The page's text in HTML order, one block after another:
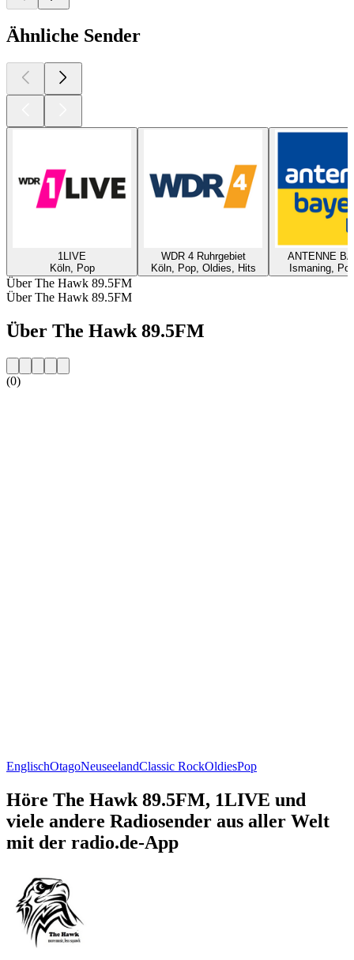
Ähnliche Sender
1LIVE
Köln, Pop
WDR 4 Ruhrgebiet
Köln, Pop, Oldies, Hits
ANTENNE
Ismaning,
Über The Hawk 89.5FM
Über The Hawk 89.5FM
Über The Hawk 89.5FM
(0)
EnglischOtagoNeuseelandClassic RockOldiesPop
Höre The Hawk 89.5FM, 1LIVE und
viele andere Radiosender aus aller Welt
mit der radio.de-App